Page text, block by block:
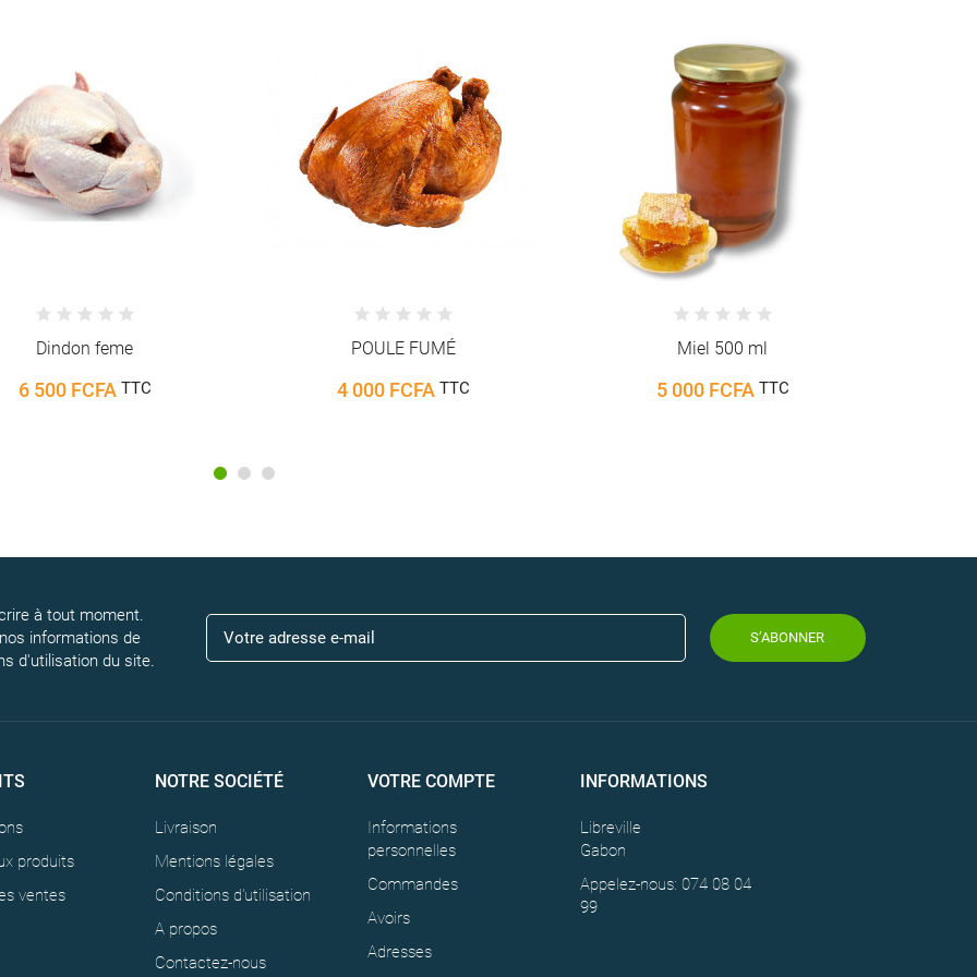
POULE FUMÉ
4 000 FCFATTC
Miel 500 ml
5 000 FCFATTC
Pate d'arachide
3 000 FCFATTC
à tout moment.
informations de
d'utilisation du site.
S’ABONNER
produits
ventes
NOTRE SOCIÉTÉ
Livraison
Mentions légales
Conditions d'utilisation
A propos
Contactez-nous
VOTRE COMPTE
Informations
personnelles
Commandes
Avoirs
Adresses
INFORMATIONS
Libreville
Gabon
Appelez-nous: 074 08 04
99